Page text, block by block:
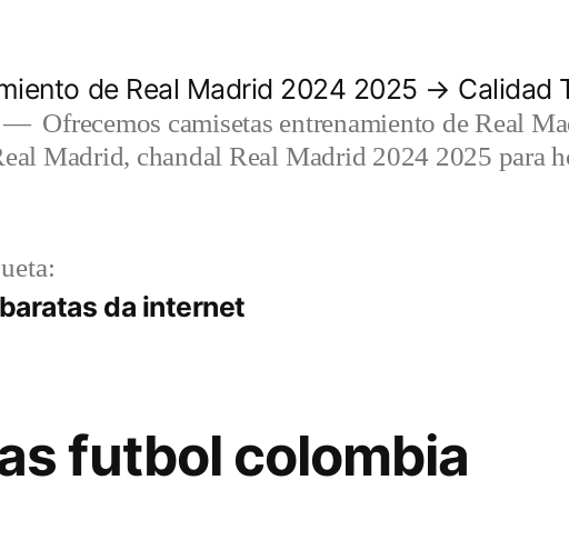
de Real Madrid 2024 2025 → Calidad
Ofrecemos camisetas entrenamiento de Real
Madrid, chandal Real Madrid 2024 2025 para
da internet
futbol colombia